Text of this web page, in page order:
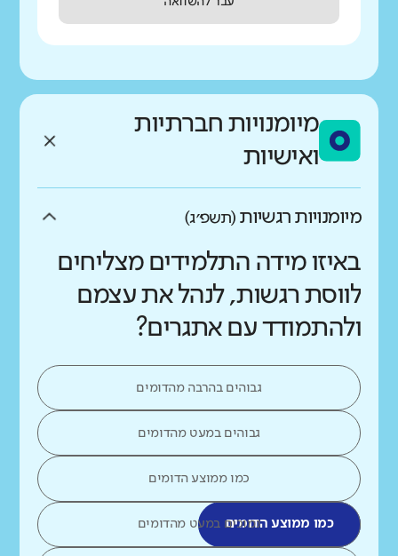
מיומנויות חברתיות
ואישיות
מיומנויות רגשיות (תשפ״ג)
באיזו מידה התלמידים מצליחים
לווסת רגשות, לנהל את עצמם
ולהתמודד עם אתגרים?
גבוהים בהרבה מהדומים
גבוהים במעט מהדומים
כמו ממוצע הדומים
כמו ממוצע הדומיםנמוכים במעט מהדומים